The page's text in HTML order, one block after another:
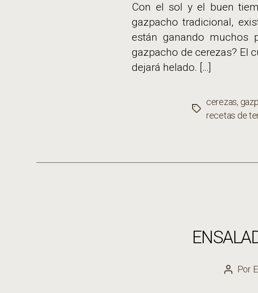
Con el sol y el buen
gazpacho tradicional,
están ganando muchos
gazpacho de cerezas? El
dejará helado. […]
Etiquetas
cerezas,
recetas de
Autor
Por